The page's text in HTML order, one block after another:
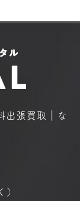
出張買取｜な
）